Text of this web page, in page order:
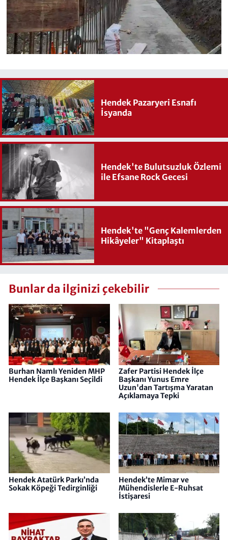
Hendek Pazaryeri Esnafı
İsyanda
Hendek'te Bulutsuzluk Özlemi
ile Efsane Rock Gecesi
Hendek'te "Genç Kalemlerden
Hikâyeler" Kitaplaştı
Bunlar da ilginizi çekebilir
Burhan Namlı Yeniden MHP
Hendek İlçe Başkanı Seçildi
Zafer Partisi Hendek İlçe
Başkanı Yunus Emre
Uzun'dan Tartışma Yaratan
Açıklamaya Tepki
Hendek Atatürk Parkı’nda
Sokak Köpeği Tedirginliği
Hendek’te Mimar ve
Mühendislerle E-Ruhsat
İstişaresi